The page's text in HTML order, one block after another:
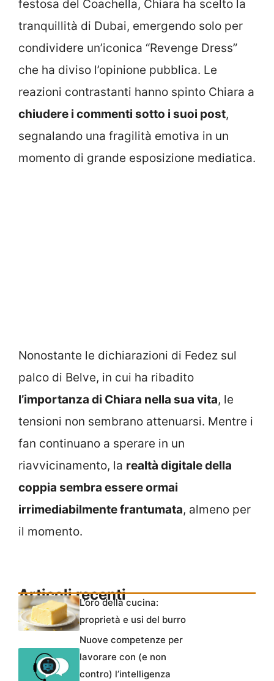
festosa del Coachella, Chiara ha scelto la
tranquillità di Dubai, emergendo solo per
condividere un’iconica “Revenge Dress”
che ha diviso l’opinione pubblica. Le
reazioni contrastanti hanno spinto Chiara a
chiudere i commenti sotto i suoi post,
segnalando una fragilità emotiva in un
momento di grande esposizione mediatica.
Nonostante le dichiarazioni di Fedez sul
palco di Belve, in cui ha ribadito
l’importanza di Chiara nella sua vita, le
tensioni non sembrano attenuarsi. Mentre i
fan continuano a sperare in un
riavvicinamento, la realtà digitale della
coppia sembra essere ormai
irrimediabilmente frantumata, almeno per
il momento.
Articoli recenti
L’oro della cucina:
proprietà e usi del burro
Nuove competenze per
lavorare con (e non
contro) l’intelligenza